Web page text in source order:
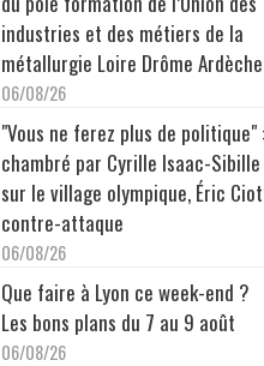
industries et des métiers de la
métallurgie Loire Drôme Ardèche
06/08/26
"Vous ne ferez plus de politique" :
chambré par Cyrille Isaac-Sibille
sur le village olympique, Éric
contre-attaque
06/08/26
Que faire à Lyon ce week-end ?
Les bons plans du 7 au 9 août
06/08/26